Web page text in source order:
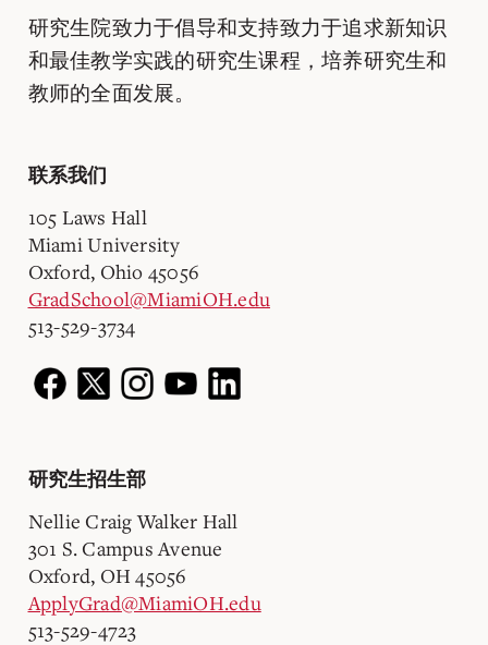
研究生院致力于倡导和支持致力于追求新知识
和最佳教学实践的研究生课程，培养研究生和
教师的全面发展。
联系我们
105 Laws Hall
Miami University
Oxford, Ohio 45056
GradSchool@MiamiOH.edu
513-529-3734
研究生招生部
Nellie Craig Walker Hall
301 S. Campus Avenue
Oxford, OH 45056
ApplyGrad@MiamiOH.edu
513-529-4723